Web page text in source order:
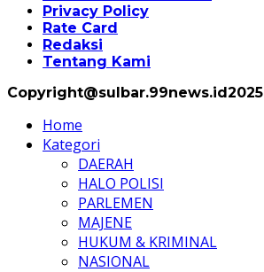
Privacy Policy
Rate Card
Redaksi
Tentang Kami
Copyright@sulbar.99news.id2025
Home
Kategori
DAERAH
HALO POLISI
PARLEMEN
MAJENE
HUKUM & KRIMINAL
NASIONAL